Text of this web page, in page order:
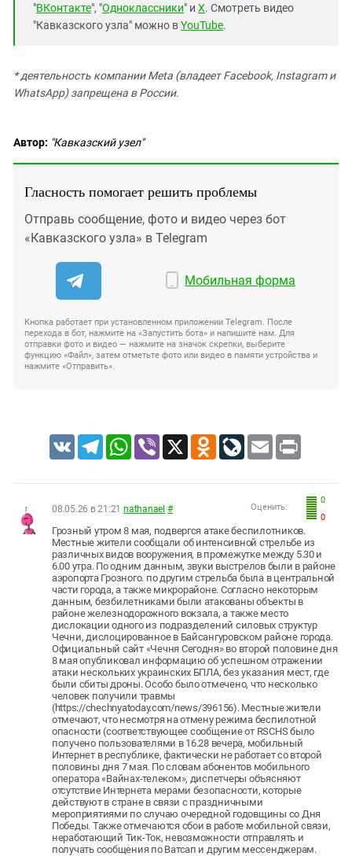
"ВКонтакте", "Одноклассники" и X. Смотреть видео
"Кавказского узла" можно вYouTube.
* деятельность компании Meta (владеет Facebook, Instagram и
WhatsApp) запрещена в России.
Автор: "Кавказский узел"
Гласность помогает решить проблемы
Отправь сообщение, фото и видео через бот
«Кавказского узла» в Telegram
Мобильная форма
Кнопка работает при установленном приложении Telegram. После
перехода в бот, нажмите на «Запустить бота» и напишите нам. Для
отправки фото и видео — нажмите на значок скрепки, выберите
функцию «Файл», затем отметьте фото или видео в памяти устройства и
нажмите «Отправить».
VK TelegramWhatsApp
Viber X Odnoklassniki
LiveJournal
Email Print
0
0
Оценить:
08.05.26 в 21:21 nathanael #
Грозный утром 8 мая, подвергся атаке беспилотников.
Местные жители сообщали об интенсивной стрельбе из
различных видов вооружения, в промежутке между 5.30 и
6.00 утра. По одним данным, звуки выстрелов были в районе
аэропорта Грозного. по другим стрельба была в центральной
части города, а также микрорайоне. Согласно некоторым
данным, безбилетниками были атакованы объекты в
районе железнодорожного вокзала, а также место
дислокации одного из подразделений силовых структур
Чечни, дислоцированное в Байсангуровском районе города.
Официальный сайт «Чечня Сегодня» во второй половине дня
8 мая опубликовал информацию об успешном отражении
атаки нескольких украинских БПЛА, без указания мест, где
были сбиты дроны. Особо было отмечено, что несколько
человек получили травмы
(https://chechnyatoday.com/news/396156). Местные жители
отмечают, что несмотря на отмену режима беспилотной
опасности (соответствующее сообщение от RSCHS было
получено пользователями в 16.28 вечера, мобильный
Интернет в республике, фактически не работает со второй
половины дня 7 мая. По словам абонентов мобильного
оператора «Вайнах-телеком», диспетчеры объясняют
отсутствие Интернета мерами безопасности, которые
действуют в стране в связи с праздничными
мероприятиями по случаю очередной годовщины со Дня
Победы. Также отмечаются сбои в работе мобильной связи,
неработающий Тик-Ток, невозможности отправлять и
получать сообщения по Ватсап и другим мессенджерам.